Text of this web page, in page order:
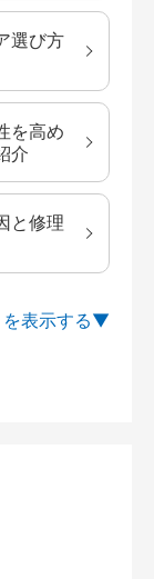
選び方
を高め
介
と修理